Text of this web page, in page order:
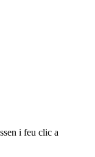
i feu clic a